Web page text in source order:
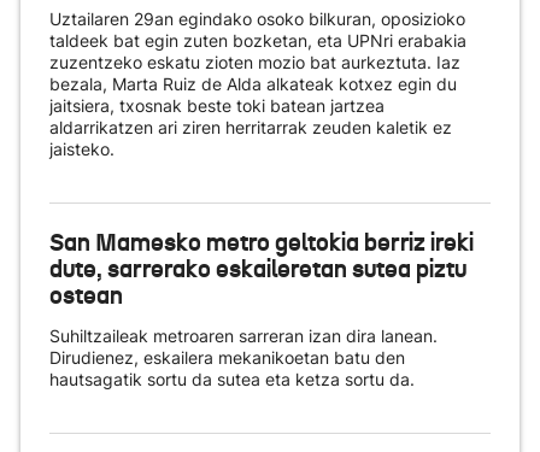
Uztailaren 29an egindako osoko bilkuran, oposizioko
taldeek bat egin zuten bozketan, eta UPNri erabakia
zuzentzeko eskatu zioten mozio bat aurkeztuta. Iaz
bezala, Marta Ruiz de Alda alkateak kotxez egin du
jaitsiera, txosnak beste toki batean jartzea
aldarrikatzen ari ziren herritarrak zeuden kaletik ez
jaisteko.
San Mamesko metro geltokia berriz ireki
dute, sarrerako eskaileretan sutea piztu
ostean
Suhiltzaileak metroaren sarreran izan dira lanean.
Dirudienez, eskailera mekanikoetan batu den
hautsagatik sortu da sutea eta ketza sortu da.